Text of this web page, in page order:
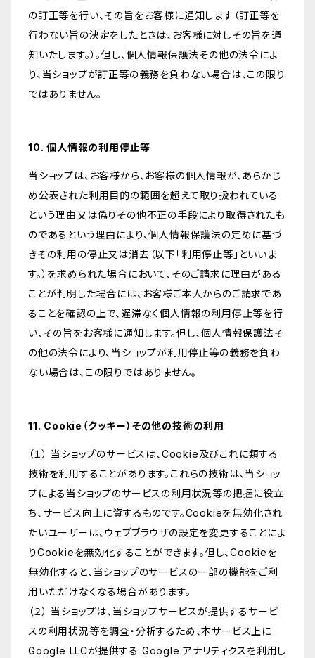
の訂正等を行い、その旨をお客様に通知します（訂正等を
行わない旨の決定をしたときは、お客様に対しその旨を通
知いたします。）。但し、個人情報保護法その他の法令によ
り、当ショップが訂正等の義務を負わない場合は、この限り
ではありません。
10. 個人情報の利用停止等
当ショップは、お客様から、お客様の個人情報が、あらかじ
め公表された利用目的の範囲を超えて取り扱われている
という理由又は偽りその他不正の手段により取得されたも
のであるという理由により、個人情報保護法の定めに基づ
きその利用の停止又は消去（以下「利用停止等」といいま
す。）を求められた場合において、そのご請求に理由がある
ことが判明した場合には、お客様ご本人からのご請求であ
ることを確認の上で、遅滞なく個人情報の利用停止等を行
い、その旨をお客様に通知します。但し、個人情報保護法そ
の他の法令により、当ショップが利用停止等の義務を負わ
ない場合は、この限りではありません。
11. Cookie（クッキー）その他の技術の利用
（１） 当ショップのサービスは、Cookie及びこれに類する
技術を利用することがあります。これらの技術は、当ショッ
プによる当ショップのサービスの利用状況等の把握に役立
ち、サービス向上に資するものです。Cookieを無効化され
たいユーザーは、ウェブブラウザの設定を変更することによ
りCookieを無効化することができます。但し、Cookieを
無効化すると、当ショップのサービスの一部の機能をご利
用いただけなくなる場合があります。
（２） 当ショップは、当ショップサービスが提供するサービ
スの利用状況等を調査・分析するため、本サービス上に
Google LLCが提供する Google アナリティクスを利用し